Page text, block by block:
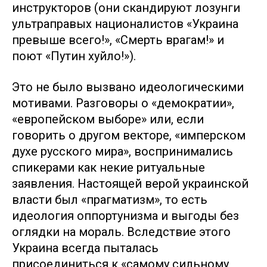
инструкторов (они скандируют лозунги
ультраправых националистов «Украина
превыше всего!», «Смерть врагам!» и
поют «Путин хуйло!»).
Это не было вызвано идеологическими
мотивами. Разговоры о «демократии»,
«европейском выборе» или, если
говорить о другом векторе, «имперском
духе русского мира», воспринимались
спикерами как некие ритуальные
заявления. Настоящей верой украинской
власти был «прагматизм», то есть
идеология оппортунизма и выгоды без
оглядки на мораль. Вследствие этого
Украина всегда пыталась
присоединиться к «самому сильному